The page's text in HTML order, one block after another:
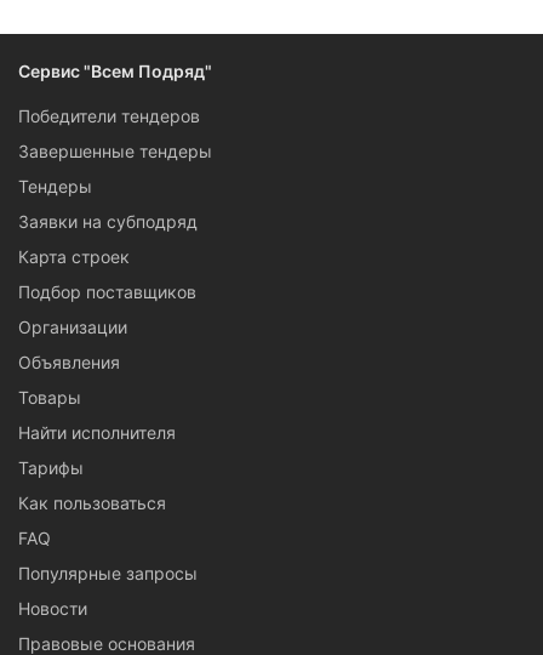
Сервис "Всем Подряд"
Победители тендеров
Завершенные тендеры
Тендеры
Заявки на субподряд
Карта строек
Подбор поставщиков
Организации
Объявления
Товары
Найти исполнителя
Тарифы
Как пользоваться
FAQ
Популярные запросы
Новости
Правовые основания